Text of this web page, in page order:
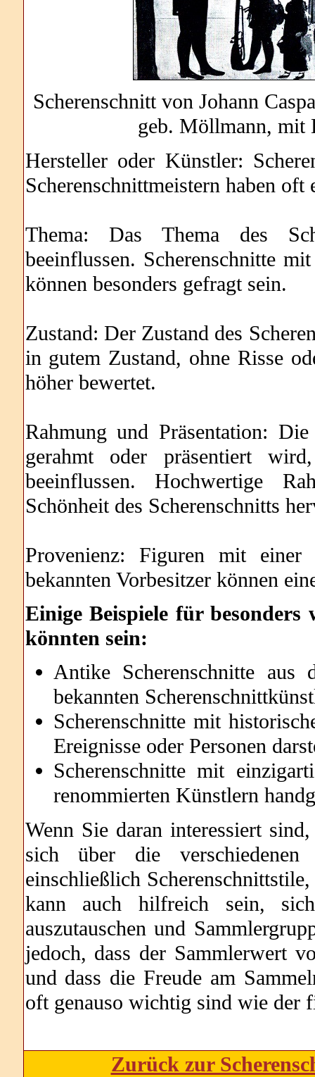
Scherenschnitt von Johann
geb. Möllmann, mit
Hersteller oder Künstler:
Scherenschnittmeistern haben
Thema: Das Thema des
beeinflussen. Scherenschnitte
können besonders gefragt sein.
Zustand: Der Zustand des
in gutem Zustand, ohne Risse
höher bewertet.
Rahmung und Präsentation:
gerahmt oder präsentiert
beeinflussen. Hochwertige
Schönheit des Scherenschnitts
Provenienz: Figuren mit einer
bekannten Vorbesitzer können
Einige Beispiele für
könnten sein:
Antike Scherenschnitte
bekannten
Scherenschnitte mit
Ereignisse oder Personen
Scherenschnitte mit
renommierten Künstlern
Wenn Sie daran interessiert
sich über die verschiedenen
einschließlich
kann auch hilfreich sein, sich
auszutauschen und
jedoch, dass der Sammlerwert
und dass die Freude am
oft genauso wichtig sind wie der
Zurück zur